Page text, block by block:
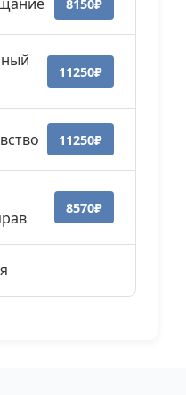
8150₽
11250₽
11250₽
8570₽